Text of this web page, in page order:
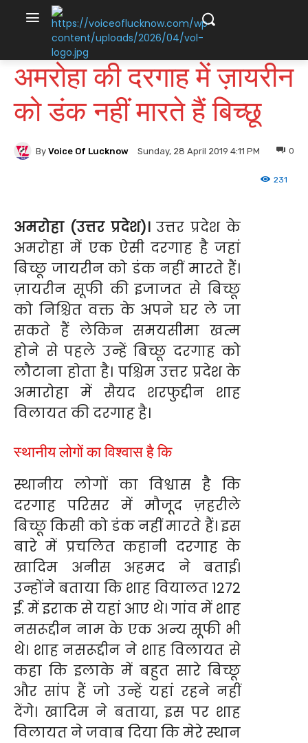
अमरोहा की दरगाह में ज़ायरीन
को डंक नहीं मारते हैं बिच्छू
By Voice Of Lucknow Sunday, 28 April 2019 4:11 PM 0
231
अमरोहा (उत्तर प्रदेश)।उत्तर प्रदेश के
अमरोहा में एक ऐसी दरगाह है जहां
बिच्छू जायरीन को डंक नहीं मारते हैं।
ज़ायरीन सूफी की इजाजत से बिच्छू
को निश्चित वक्त के अपने घर ले जा
सकते हैं लेकिन समयसीमा खत्म
होने से पहले उन्हें बिच्छू दरगाह को
लौटाना होता है। पश्चिम उत्तर प्रदेश के
अमारोहा में सैयद शरफुद्दीन शाह
विलायत की दरगाह है।
स्थानीय लोगों का विश्वास है कि
स्थानीय लोगों का विश्वास है कि
दरगाह परिसर में मौजूद ज़हरीले
बिच्छू किसी को डंक नहीं मारते हैं। इस
बारे में प्रचलित कहानी दरगाह के
खादिम अनीस अहमद ने बताई।
उन्होंने बताया कि शाह वियालत 1272
ईं. में इराक से यहां आए थे। गांव में शाह
नसरूद्दीन नाम के एक अन्य सूफी भी
थे। शाह नसरूद्दीन ने शाह विलायत से
कहा कि इलाके में बहुत सारे बिच्छू
और सांप हैं जो उन्हें यहां रहने नहीं
देंगे। खादिम ने बताया, इस पर शाह
विलायत ने जवाब दिया कि मेरे स्थान